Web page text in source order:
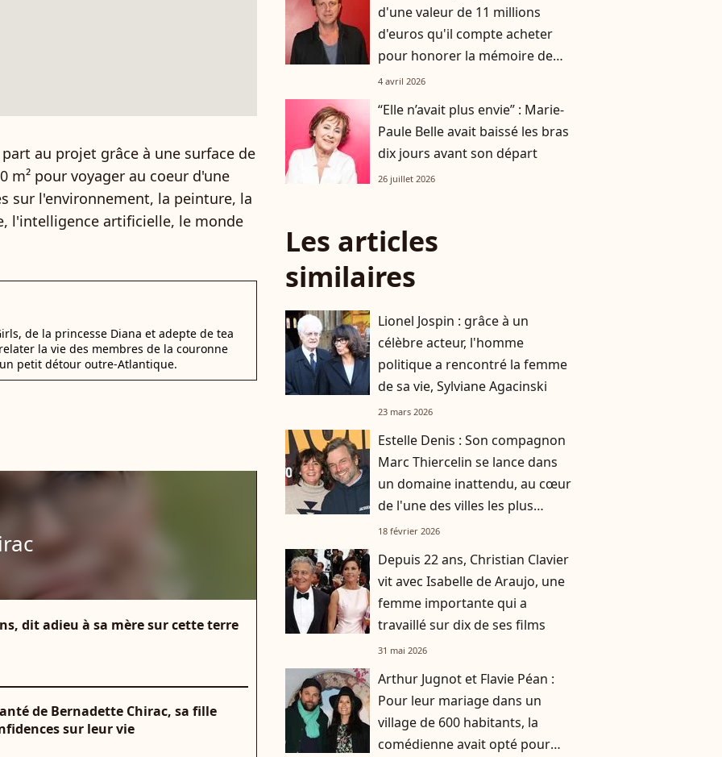
au projet grâce à une surface de
m² pour voyager au coeur d'une
sur l'environnement, la peinture, la
l'intelligence artificielle, le monde
de la princesse Diana et adepte de tea
la vie des membres de la couronne
petit détour outre-Atlantique.
dit adieu à sa mère sur cette terre
de Bernadette Chirac, sa fille
sur leur vie
d'une valeur de 11 millions
d'euros qu'il compte acheter
pour honorer la mémoire de
son père Claude François
4 avril 2026
“Elle n’avait plus envie” : Marie-
Paule Belle avait baissé les bras
dix jours avant son départ
26 juillet 2026
Les articles
similaires
Lionel Jospin : grâce à un
célèbre acteur, l'homme
politique a rencontré la femme
de sa vie, Sylviane Agacinski
23 mars 2026
Estelle Denis : Son compagnon
Marc Thiercelin se lance dans
un domaine inattendu, au cœur
de l'une des villes les plus
ensoleillées de France
18 février 2026
Depuis 22 ans, Christian Clavier
vit avec Isabelle de Araujo, une
femme importante qui a
travaillé sur dix de ses films
31 mai 2026
Arthur Jugnot et Flavie Péan :
Pour leur mariage dans un
village de 600 habitants, la
comédienne avait opté pour